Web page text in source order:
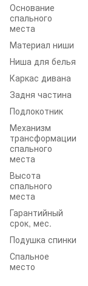
Основание
спального
места
Материал ниши
Ниша для белья
Каркас дивана
Задня частина
Подлокотник
Механизм
трансформации
спального
места
Высота
спального
места
Гарантийный
срок, мес.
Подушка спинки
Спальное
место